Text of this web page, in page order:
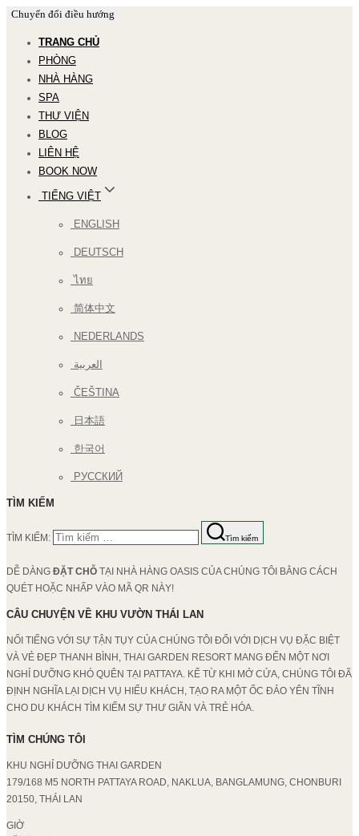
Chuyển đổi điều hướng
TRANG CHỦ
PHÒNG
NHÀ HÀNG
SPA
THƯ VIỆN
BLOG
LIÊN HỆ
BOOK NOW
TIẾNG VIỆT
ENGLISH
DEUTSCH
ไทย
简体中文
NEDERLANDS
العربية
ČEŠTINA
日本語
한국어
РУССКИЙ
TÌM KIẾM
TÌM KIẾM: Tìm kiếm
DỄ DÀNG ĐẶT CHỖ TẠI NHÀ HÀNG OASIS CỦA CHÚNG TÔI BẰNG CÁCH
QUÉT HOẶC NHẤP VÀO MÃ QR NÀY!
CÂU CHUYỆN VỀ KHU VƯỜN THÁI LAN
NỔI TIẾNG VỚI SỰ TẬN TỤY CỦA CHÚNG TÔI ĐỐI VỚI DỊCH VỤ ĐẶC BIỆT
VÀ VẺ ĐẸP THANH BÌNH, THAI GARDEN RESORT MANG ĐẾN MỘT NƠI
NGHỈ DƯỠNG KHÓ QUÊN TẠI PATTAYA. KỂ TỪ KHI MỞ CỬA, CHÚNG TÔI ĐÃ
ĐỊNH NGHĨA LẠI DỊCH VỤ HIẾU KHÁCH, TẠO RA MỘT ỐC ĐẢO YÊN TĨNH
CHO DU KHÁCH TÌM KIẾM SỰ THƯ GIÃN VÀ TRẺ HÓA.
TÌM CHÚNG TÔI
KHU NGHỈ DƯỠNG THAI GARDEN
179/168 M5 NORTH PATTAYA ROAD, NAKLUA, BANGLAMUNG, CHONBURI
20150, THÁI LAN
GIỜ